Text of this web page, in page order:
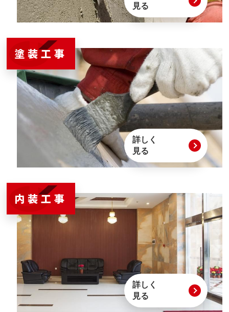
見る
塗装工事
詳しく
見る
内装工事
詳しく
見る